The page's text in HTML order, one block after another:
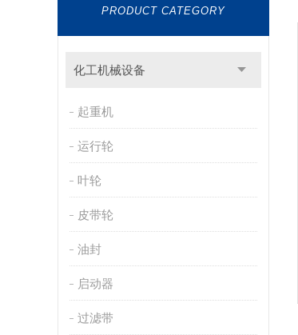
PRODUCT CATEGORY
化工机械设备
起重机
运行轮
叶轮
皮带轮
油封
启动器
过滤带